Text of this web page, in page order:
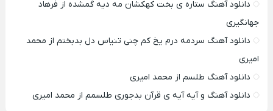
دانلود آهنگ ستاره ی بخت کهکشان مه دیه گمشده از فرهاد
جهانگیری
دانلود آهنگ سردمه درم یخ کم چنی تنیاس دل بدبختم از محمد
امیری
دانلود آهنگ طلسم از محمد امیری
دانلود آهنگ و آیه آیه ی قرآن بدجوری طلسمم از محمد امیری